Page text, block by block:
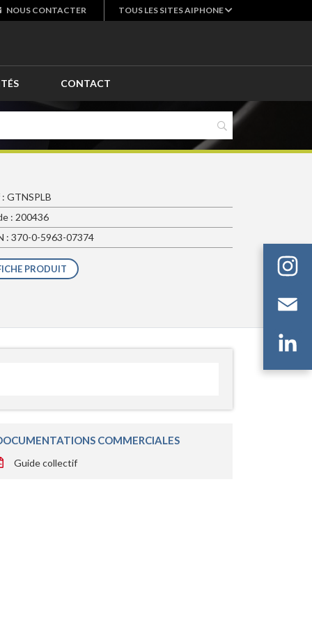
NOUS CONTACTER TOUS LES SITES AIPHONE
CONTACT
: GTNSPLB
: 200436
: 370-0-5963-07374
PRODUIT
COMMERCIALES
Guide collectif